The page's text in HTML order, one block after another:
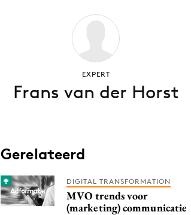
EXPERT
Frans van der Horst
Gerelateerd
DIGITAL TRANSFORMATION
MVO trends voor
(marketing) communicatie